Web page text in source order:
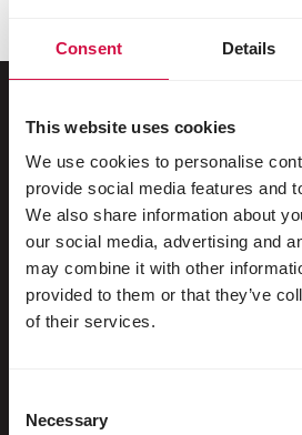
Consent Details
This website uses cookies
We use cookies to personalise
provide social media features and
We also share information about
our social media, advertising and
may combine it with other
provided to them or that they’ve
of their services.
Selection
Necessary
Voor jouw dier
Siervogels
Buitenvogels
Steltlopers & loopvogels
Sierduiven